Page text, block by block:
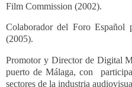
Film Commission (2002).
Colaborador del Foro
(2005).
Promotor y Director de Digital
puerto de Málaga, con
sectores de la industria